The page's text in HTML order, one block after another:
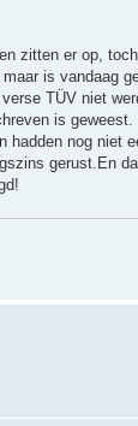
zitten er op,
is vandaag
TÜV niet
is geweest.
hadden nog niet
gerust.En